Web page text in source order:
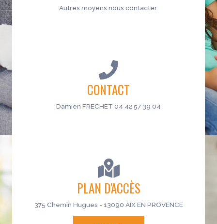
Autres moyens nous contacter.
CONTACT
Damien FRECHET 04 42 57 39 04
PLAN D'ACCÈS
375 Chemin Hugues - 13090 AIX EN PROVENCE